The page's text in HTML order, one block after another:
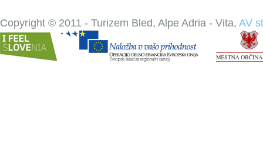
Copyright © 2011 - Turizem Bled, Alpe Adria - Vita, AV